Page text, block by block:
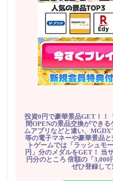
投資0円で豪華景品GET！！
間OPENの景品交換ができ
ムアプリなどと違い、MGDX
等の電子マネーや豪華景品
トゲームでは「ラッシュモ
円」分のメダルをGET！ 当
円分のところ 倍額の「
ぜひ登録して